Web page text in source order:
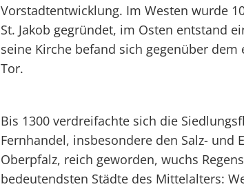
Vorstadtentwicklung. Im Westen wurde
St. Jakob gegründet, im Osten entstand
seine Kirche befand sich gegenüber
Tor.
Bis 1300 verdreifachte sich die
Fernhandel, insbesondere den Salz- und
Oberpfalz, reich geworden, wuchs
bedeutendsten Städte des Mittelalters: